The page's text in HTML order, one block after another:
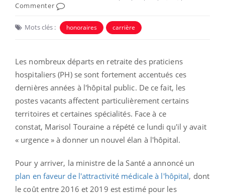
Commenter
Mots clés : honoraires carrière
Les nombreux départs en retraite des praticiens
hospitaliers (PH) se sont fortement accentués ces
dernières années à l'hôpital public. De ce fait, les
postes vacants affectent particulièrement certains
territoires et certaines spécialités. Face à ce
constat, Marisol Touraine a répété ce lundi qu'il y avait
« urgence » à donner un nouvel élan à l'hôpital.
Pour y arriver, la ministre de la Santé a annoncé un
plan en faveur de l'attractivité médicale à l'hôpital, dont
le coût entre 2016 et 2019 est estimé pour les